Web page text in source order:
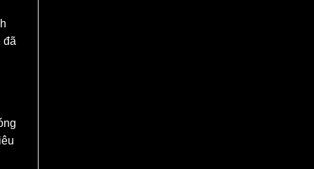
đã